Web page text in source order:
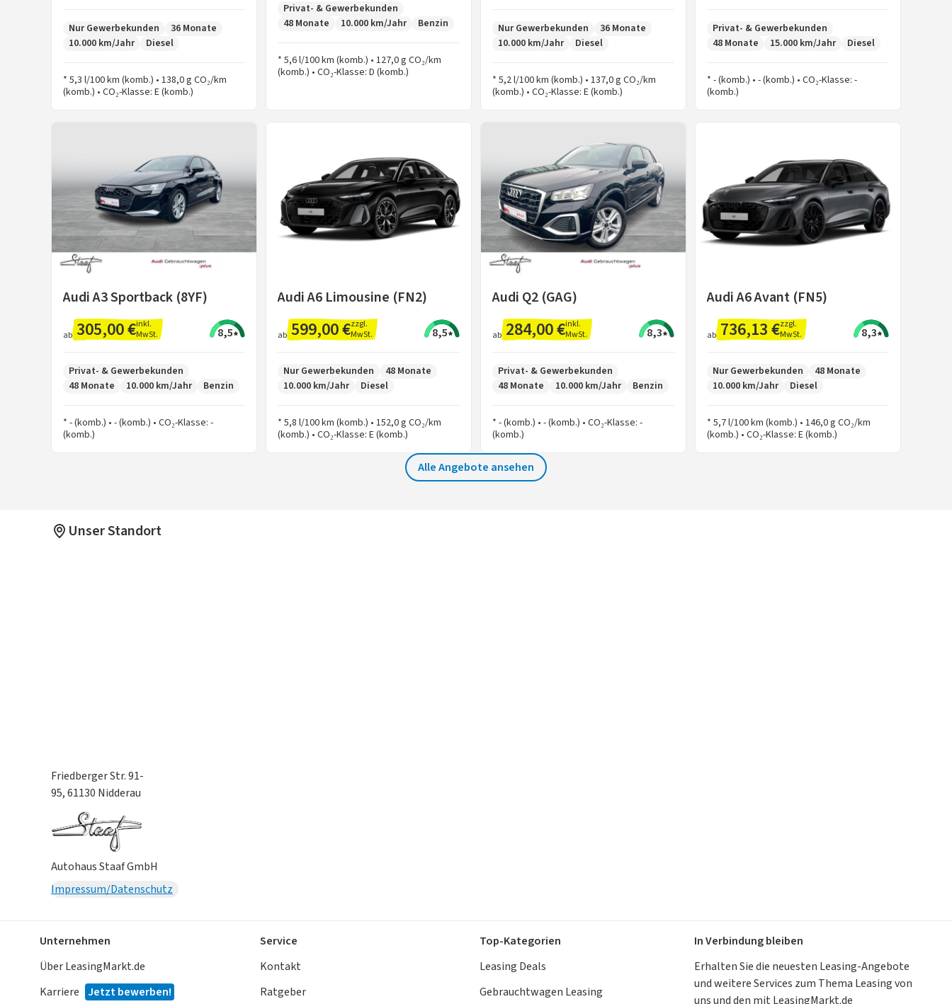
Nur Gewerbekunden
36 Monate
10.000 km/Jahr
Diesel
* 5,3 l/100 km (komb.) • 138,0 g CO₂/km
(komb.) • CO₂-Klasse: E (komb.)
Privat- & Gewerbekunden
48 Monate
10.000 km/Jahr Benzin
* 5,6 l/100 km (komb.) • 127,0 g CO₂/km
(komb.) • CO₂-Klasse: D (komb.)
Nur Gewerbekunden
36 Monate
10.000 km/Jahr
Diesel
* 5,2 l/100 km (komb.) • 137,0 g CO₂/km
(komb.) • CO₂-Klasse: E (komb.)
Privat- & Gewerbekunden
48 Monate
15.000 km/Jahr Diesel
* - (komb.) • - (komb.) • CO₂-Klasse: -
(komb.)
Audi A3 Sportback (8YF)
ab 305,00 €inkl.
MwSt.
8,5
Privat- & Gewerbekunden
48 Monate
10.000 km/Jahr Benzin
* - (komb.) • - (komb.) • CO₂-Klasse: -
(komb.)
Audi A6 Limousine (FN2)
ab 599,00 €zzgl.
MwSt.
8,5
Nur Gewerbekunden
48 Monate
10.000 km/Jahr
Diesel
* 5,8 l/100 km (komb.) • 152,0 g CO₂/km
(komb.) • CO₂-Klasse: E (komb.)
Audi Q2 (GAG)
ab 284,00 €inkl.
MwSt.
8,3
Privat- & Gewerbekunden
48 Monate
10.000 km/Jahr Benzin
* - (komb.) • - (komb.) • CO₂-Klasse: -
(komb.)
Audi A6 Avant (FN5)
ab 736,13 €zzgl.
MwSt.
8,3
Nur Gewerbekunden
48 Monate
10.000 km/Jahr
Diesel
* 5,7 l/100 km (komb.) • 146,0 g CO₂/km
(komb.) • CO₂-Klasse: E (komb.)
Alle Angebote ansehen
Unser Standort
Friedberger Str. 91-
95, 61130 Nidderau
Autohaus Staaf GmbH
Impressum/Datenschutz
Unternehmen
Über LeasingMarkt.de
Karriere Jetzt bewerben!
Service
Kontakt
Ratgeber
Top-Kategorien
Leasing Deals
Gebrauchtwagen Leasing
In Verbindung bleiben
Erhalten Sie die neuesten Leasing-Angebote
und weitere Services zum Thema Leasing von
uns und den mit LeasingMarkt.de